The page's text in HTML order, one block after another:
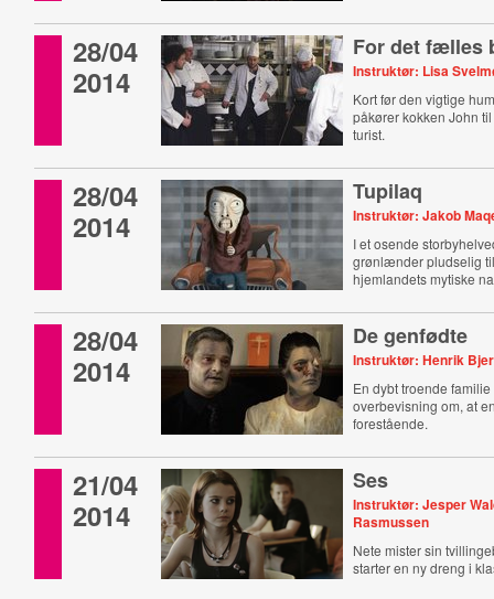
28/04
2014
For det fælles
Instruktør: Lisa
Kort før den vigtige
påkører kokken John
turist.
28/04
2014
Tupilaq
Instruktør: Jakob
I et osende
grønlænder pludselig
hjemlandets mytiske
28/04
2014
De genfødte
Instruktør: Henrik
En dybt troende
overbevisning om, at
forestående.
21/04
2014
Ses
Instruktør: Jesper
Rasmussen
Nete mister sin
starter en ny dreng i